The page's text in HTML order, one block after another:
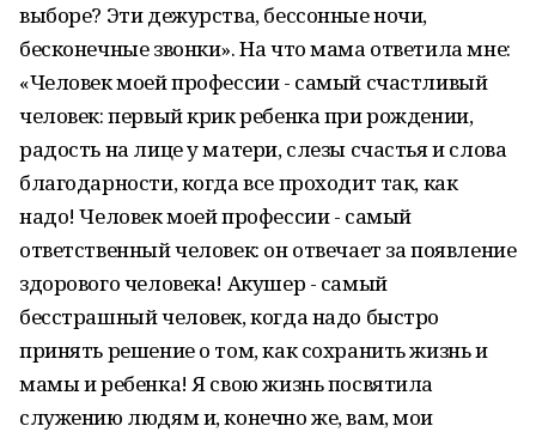
выборе? Эти дежурства, бессонные ночи,
бесконечные звонки». На что мама ответила мне:
«Человек моей профессии - самый счастливый
человек: первый крик ребенка при рождении,
радость на лице у матери, слезы счастья и слова
благодарности, когда все проходит так, как
надо! Человек моей профессии - самый
ответственный человек: он отвечает за появление
здорового человека! Акушер - самый
бесстрашный человек, когда надо быстро
принять решение о том, как сохранить жизнь и
мамы и ребенка! Я свою жизнь посвятила
служению людям и, конечно же, вам, мои